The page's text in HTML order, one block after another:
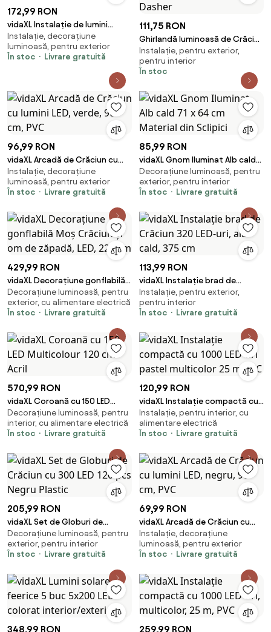
172,99 RON
vidaXL Instalație de lumini
solare, 2 buc.x200 LED albastru
int/ext
Instalație, decorațiune
luminoasă, pentru exterior
În stoc
Livrare gratuită
111,75 RON
Ghirlandă luminoasă de Crăciun
verde cu 140 LED-uri multicolore
3,5 m IP44 - Dasher
Instalație, pentru exterior,
pentru interior
În stoc
96,99 RON
vidaXL Arcadă de Crăciun cu
lumini LED, verde, 90 cm, PVC
Instalație, decorațiune
luminoasă, pentru exterior
În stoc
Livrare gratuită
85,99 RON
vidaXL Gnom Iluminat Alb cald
71 x 64 cm Material din Sclipici
Decorațiune luminoasă, pentru
exterior, pentru interior
În stoc
Livrare gratuită
429,99 RON
vidaXL Decorațiune gonflabilă
Moș Crăciun și om de zăpadă,
LED, 223 cm
Decorațiune luminoasă, pentru
exterior, cu alimentare electrică
În stoc
Livrare gratuită
113,99 RON
vidaXL Instalație brad de
Crăciun 320 LED-uri, alb cald,
375 cm
Instalație, pentru exterior,
pentru interior
În stoc
Livrare gratuită
570,99 RON
vidaXL Coroană cu 150 LED
Multicolour 120 cm Acril
Decorațiune luminoasă, pentru
interior, cu alimentare electrică
În stoc
Livrare gratuită
120,99 RON
vidaXL Instalație compactă cu
1000 LED-uri pastel multicolor
25 m PVC
Instalație, pentru interior, cu
alimentare electrică
În stoc
Livrare gratuită
205,99 RON
vidaXL Set de Globuri de
Crăciun cu 300 LED 120 pcs
Negru Plastic
Decorațiune luminoasă, pentru
exterior, pentru interior
În stoc
Livrare gratuită
69,99 RON
vidaXL Arcadă de Crăciun cu
lumini LED, negru, 90 cm, PVC
Instalație, decorațiune
luminoasă, pentru exterior
În stoc
Livrare gratuită
348,99 RON 259,99 RON